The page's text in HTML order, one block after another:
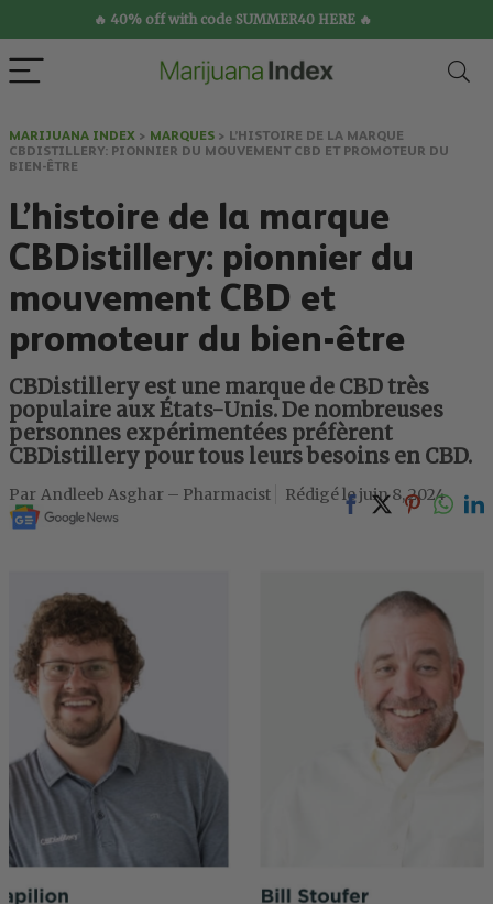
🔥 40% off with code SUMMER40 HERE 🔥
MARIJUANA INDEX > MARQUES > L’HISTOIRE DE LA MARQUE
CBDISTILLERY: PIONNIER DU MOUVEMENT CBD ET PROMOTEUR DU
BIEN-ÊTRE
L’histoire de la marque
CBDistillery: pionnier du
mouvement CBD et
promoteur du bien-être
CBDistillery est une marque de CBD très
populaire aux États-Unis. De nombreuses
personnes expérimentées préfèrent
CBDistillery pour tous leurs besoins en CBD.
Andleeb Asghar – Pharmacist juin 8, 2024